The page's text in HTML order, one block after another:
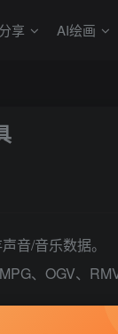
享 AI绘画
音/音乐数据。
、OGV、